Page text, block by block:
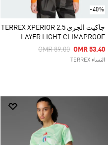
-40%
جاكيت الجري TERREX XPERIOR 2.5
LAYER LIGHT CLIMAPROOF
Price Reduced From
OMR 89.00ToOMR 53.40
النساء TERREX